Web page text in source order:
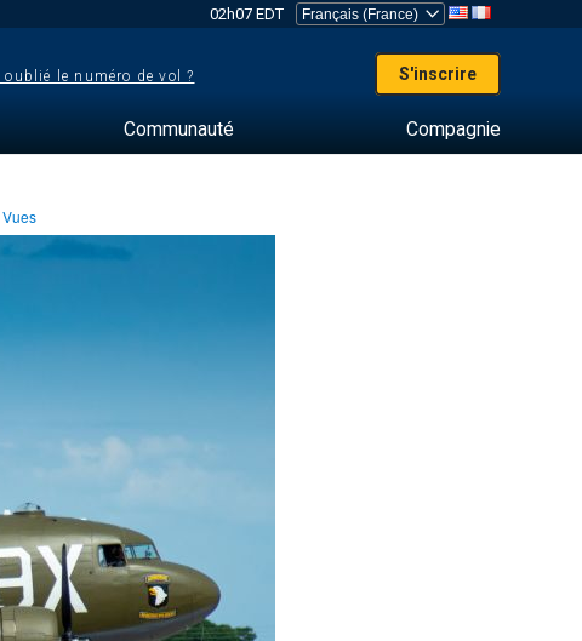
02h07 EDT
oublié le numéro de vol ? S'inscrire
Communauté Compagnie
Vues